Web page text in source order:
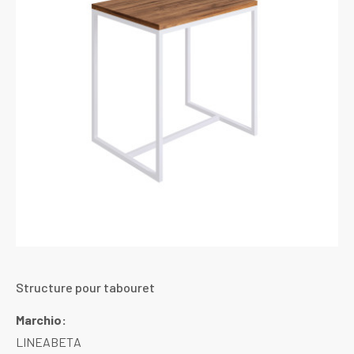
Structure pour tabouret
Marchio:
LINEABETA